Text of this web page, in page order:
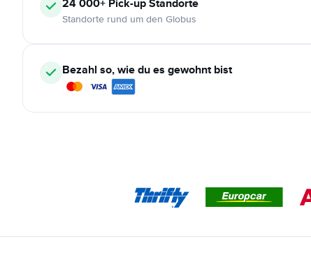
Standorte rund um den Globus
Bezahl so, wie du es gewohnt bist